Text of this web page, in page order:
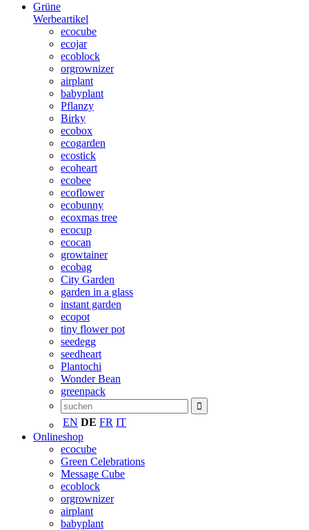
Grüne
Werbeartikel
ecocube
ecojar
ecoblock
orgrownizer
airplant
babyplant
Pflanzy
Birky
ecobox
ecogarden
ecostick
ecoheart
ecobee
ecoflower
ecobunny
ecoxmas tree
ecocup
ecocan
growtainer
ecobag
City Garden
garden in a glass
instant garden
ecopot
tiny flower pot
seedegg
seedheart
Plantochi
Wonder Bean
greenpack
EN DE FR IT
Onlineshop
ecocube
Green Celebrations
Message Cube
ecoblock
orgrownizer
airplant
babyplant